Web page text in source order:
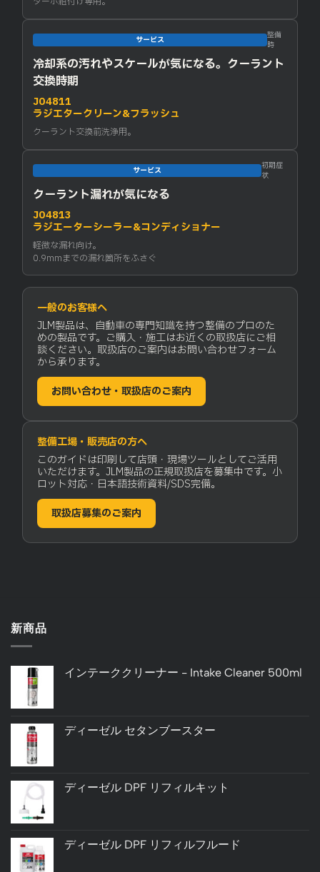
サービス
整備
時
冷却系の汚れやスケールが気になる。クーラント
交換時期
J04811
ラジエタークリーン&フラッシュ
クーラント交換前洗浄用。
サービス
初期症
状
クーラント漏れが気になる
J04813
ラジエーターシーラー&コンディショナー
軽微な漏れ向け。
0.9mmまでの漏れ箇所をふさぐ
一般のお客様へ
JLM製品は、自動車の専門知識を持つ整備のプロのた
めの製品です。ご購入・施工はお近くの取扱店にご相
談ください。取扱店のご案内はお問い合わせフォーム
から承ります。
お問い合わせ・取扱店のご案内
整備工場・販売店の方へ
このガイドは印刷して店頭・現場ツールとしてご活用
いただけます。JLM製品の正規取扱店を募集中です。小
ロット対応・日本語技術資料/SDS完備。
取扱店募集のご案内
新商品
インテーククリーナー - Intake Cleaner 500ml
ディーゼル セタンブースター
ディーゼル DPF リフィルキット
ディーゼル DPF リフィルフルード